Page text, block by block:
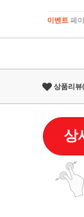
이벤트 페
이벤트페
상품리뷰(
상